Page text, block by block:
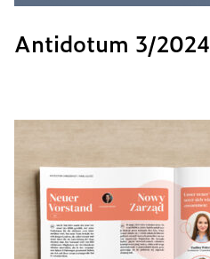
Antidotum 3/2024